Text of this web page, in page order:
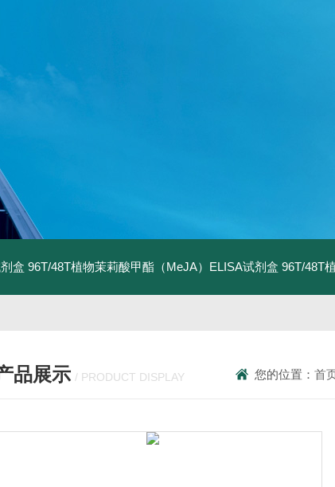
盒 96T/48T植物茉莉酸甲酯（MeJA）ELISA试剂盒 96T/48T植物茉莉酸（JA）ELISA试剂盒
品展示 / PRODUCT DISPLAY 您的位置：首